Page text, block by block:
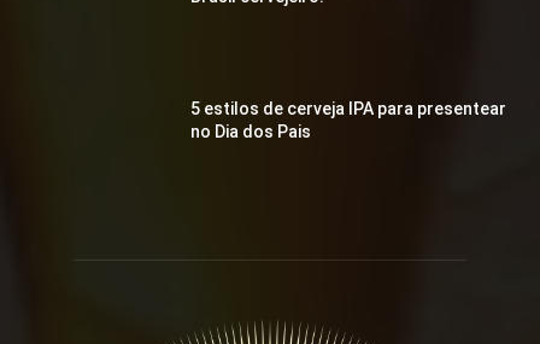
5 estilos de cerveja IPA para presentear
no Dia dos Pais